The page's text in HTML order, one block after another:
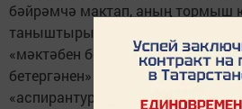
бәйрәмчә мактап, аның тормыш
таныштырып, 50 (60, 70) ел элек
«мәктәбен бетереп», аннары
бетергәнен» әйтеп, галимлек
«аспирантура бетерүен» аеруча